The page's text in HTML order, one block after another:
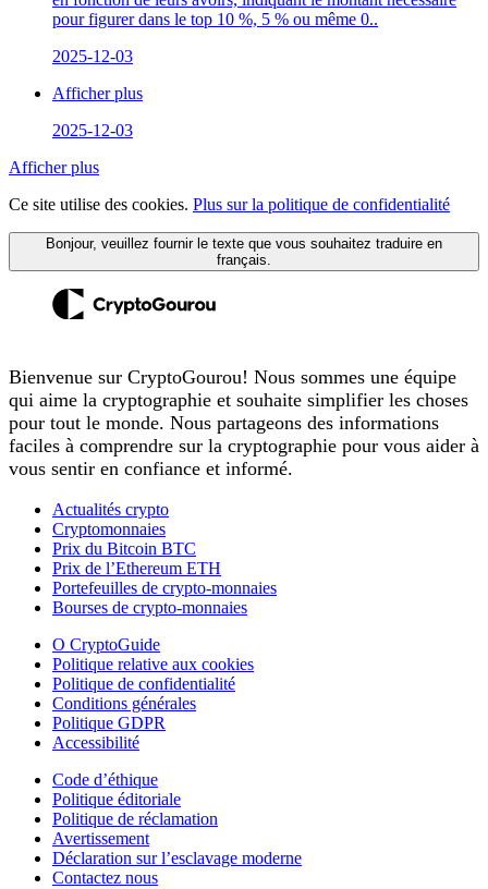
pour figurer dans le top 10 %, 5 % ou même 0..
2025-12-03
Afficher plus
2025-12-03
Afficher plus
Ce site utilise des cookies. Plus sur la politique de confidentialité
Bonjour, veuillez fournir le texte que vous souhaitez traduire en
français.
Bienvenue sur CryptoGourou! Nous sommes une équipe
qui aime la cryptographie et souhaite simplifier les choses
pour tout le monde. Nous partageons des informations
faciles à comprendre sur la cryptographie pour vous aider à
vous sentir en confiance et informé.
Actualités crypto
Cryptomonnaies
Prix du Bitcoin BTC
Prix de l’Ethereum ETH
Portefeuilles de crypto-monnaies
Bourses de crypto-monnaies
O CryptoGuide
Politique relative aux cookies
Politique de confidentialité
Conditions générales
Politique GDPR
Accessibilité
Code d’éthique
Politique éditoriale
Politique de réclamation
Avertissement
Déclaration sur l’esclavage moderne
Contactez nous